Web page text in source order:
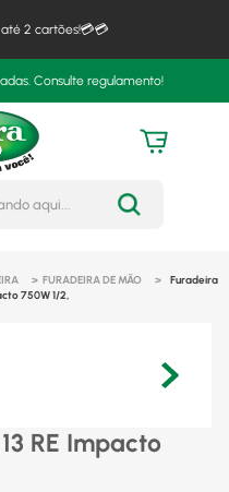
2 cartões!💳💳
Consulte regulamento!
seus produtos
FURADEIRA DE MÃO
Furadeira
750W 1/2,
RE Impacto